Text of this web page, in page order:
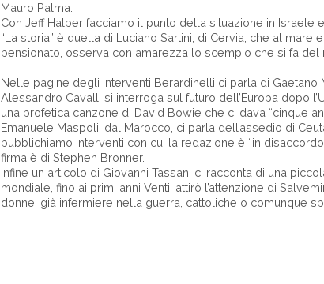
Mauro Palma.
Con Jeff Halper facciamo il punto della situazione in Israele
“La storia” è quella di Luciano Sartini, di Cervia, che al
pensionato, osserva con amarezza lo scempio che si fa del
Nelle pagine degli interventi Berardinelli ci parla di Gaetano
Alessandro Cavalli si interroga sul futuro dell’Europa dopo
una profetica canzone di David Bowie che ci dava “cinque
Emanuele Maspoli, dal Marocco, ci parla dell’assedio di
pubblichiamo interventi con cui la redazione è “in
firma è di Stephen Bronner.
Infine un articolo di Giovanni Tassani ci racconta di una
mondiale, fino ai primi anni Venti, attirò l’attenzione di
donne, già infermiere nella guerra, cattoliche o comunque